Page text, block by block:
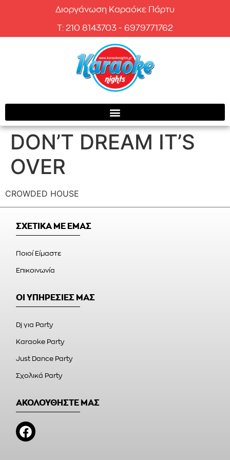
Διοργάνωση Καραόκε Πάρτυ
T: 210 8143703 - 6979771762
DON’T DREAM IT’S
OVER
CROWDED HOUSE
ΣΧΕΤΙΚΑ ΜΕ ΕΜΑΣ
Ποιοί Είμαστε
Επικοινωνία
ΟΙ ΥΠΗΡΕΣΙΕΣ ΜΑΣ
Dj για Party
Karaoke Party
Just Dance Party
Σχολικά Party
ΑΚΟΛΟΥΘΗΣΤΕ ΜΑΣ